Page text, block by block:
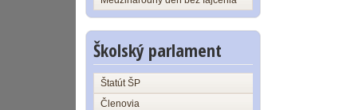
Školský parlament
Štatút ŠP
Členovia